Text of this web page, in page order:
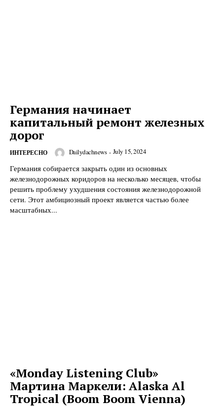
Контакты
Планы подписки
Мой аккаунт
Impressum
Privacy Policy
Германия начинает
капитальный ремонт железных
дорог
ИНТЕРЕСНО Dailydachnews - July 15, 2024
Германия собирается закрыть один из основных
железнодорожных коридоров на несколько месяцев, чтобы
решить проблему ухудшения состояния железнодорожной
сети. Этот амбициозный проект является частью более
масштабных...
«Monday Listening Club»
Мартина Маркели: Alaska Al
Tropical (Boom Boom Vienna)